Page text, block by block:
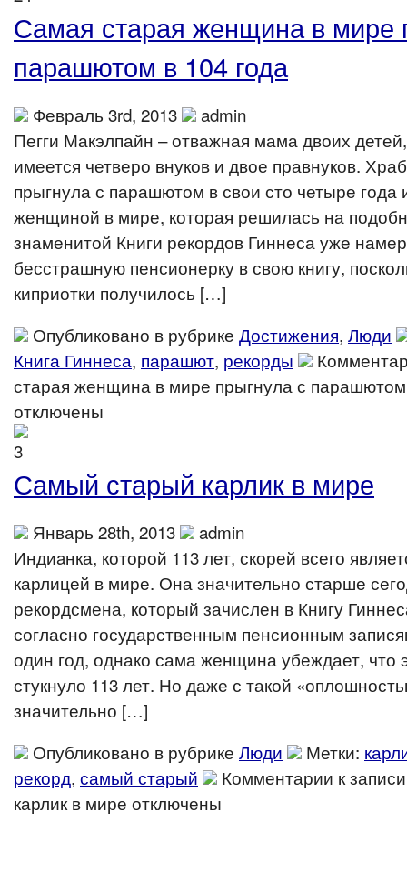
Самая старая женщина в мире
парашютом в 104 года
Февраль 3rd, 2013
admin
Пегги Макэлпайн – отважная мама двоих
имеется четверо внуков и двое правнуков.
прыгнула с парашютом в свои сто четыре года
женщиной в мире, которая решилась на
знаменитой Книги рекордов Гиннеса уже
бесстрашную пенсионерку в свою книгу,
киприотки получилось […]
Опубликовано в рубрике Достижения, Люди
Книга Гиннеса, парашют, рекорды
старая женщина в мире прыгнула с парашютом
отключены
Самый старый карлик в мире
Январь 28th, 2013
admin
Индиaнка, которой 113 лет, скорей всего
карлицей в мире. Она значительно старше
рекордсмена, который зачислен в Книгу
согласно государственным пенсионным
один год, однако сама женщина убеждает, что
стукнуло 113 лет. Но даже с такой
значительно […]
Опубликовано в рубрике Люди Метки:
рекорд, самый старый Комментарии к
карлик в мире отключены